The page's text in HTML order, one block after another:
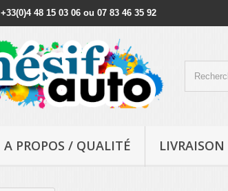
+33(0)4 48 15 03 06 ou 07 83 46 35 92
A PROPOS / QUALITÉ LIVRAISON